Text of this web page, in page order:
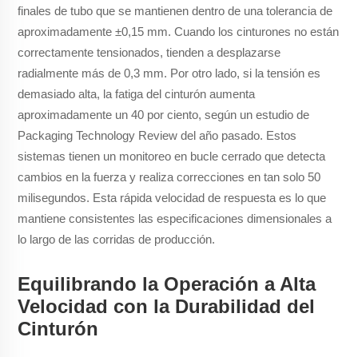
finales de tubo que se mantienen dentro de una tolerancia de
aproximadamente ±0,15 mm. Cuando los cinturones no están
correctamente tensionados, tienden a desplazarse
radialmente más de 0,3 mm. Por otro lado, si la tensión es
demasiado alta, la fatiga del cinturón aumenta
aproximadamente un 40 por ciento, según un estudio de
Packaging Technology Review del año pasado. Estos
sistemas tienen un monitoreo en bucle cerrado que detecta
cambios en la fuerza y realiza correcciones en tan solo 50
milisegundos. Esta rápida velocidad de respuesta es lo que
mantiene consistentes las especificaciones dimensionales a
lo largo de las corridas de producción.
Equilibrando la Operación a Alta
Velocidad con la Durabilidad del
Cinturón